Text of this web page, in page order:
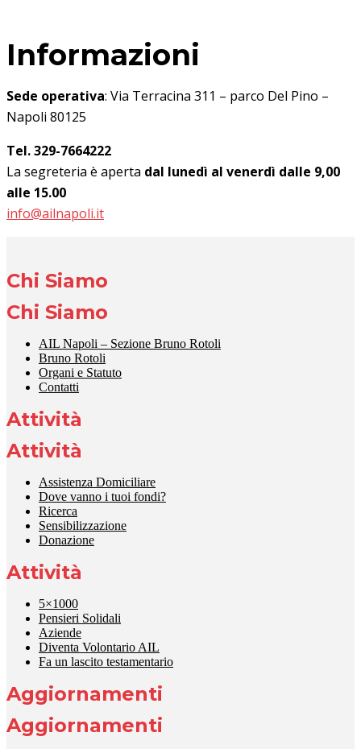
Informazioni
Sede operativa: Via Terracina 311 – parco Del Pino –
Napoli 80125
Tel. 329-7664222
La segreteria è aperta dal lunedì al venerdì dalle 9,00
alle 15.00
info@ailnapoli.it
Chi Siamo
Chi Siamo
AIL Napoli – Sezione Bruno Rotoli
Bruno Rotoli
Organi e Statuto
Contatti
Attività
Attività
Assistenza Domiciliare
Dove vanno i tuoi fondi?
Ricerca
Sensibilizzazione
Donazione
Attività
5×1000
Pensieri Solidali
Aziende
Diventa Volontario AIL
Fa un lascito testamentario
Aggiornamenti
Aggiornamenti